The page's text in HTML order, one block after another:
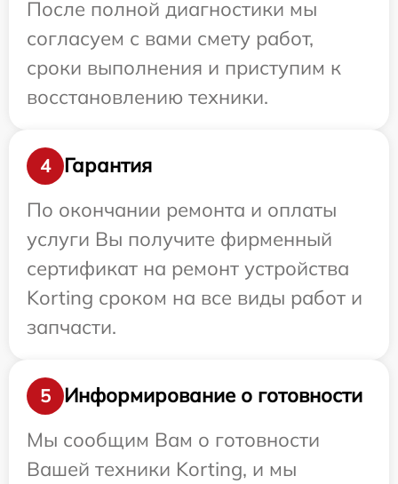
После полной диагностики мы
согласуем с вами смету работ,
сроки выполнения и приступим к
восстановлению техники.
4
Гарантия
По окончании ремонта и оплаты
услуги Вы получите фирменный
сертификат на ремонт устройства
Korting сроком на все виды работ и
запчасти.
5
Информирование о готовности
Мы сообщим Вам о готовности
Вашей техники Korting, и мы